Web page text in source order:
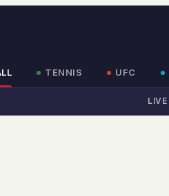
TENNIS UFC
LIVE